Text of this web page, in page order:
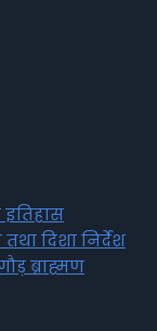
इतिहास
दिशा निर्देश
ब्राह्मण